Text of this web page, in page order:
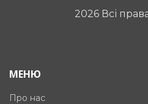
2026 Всі
МЕНЮ
Про нас